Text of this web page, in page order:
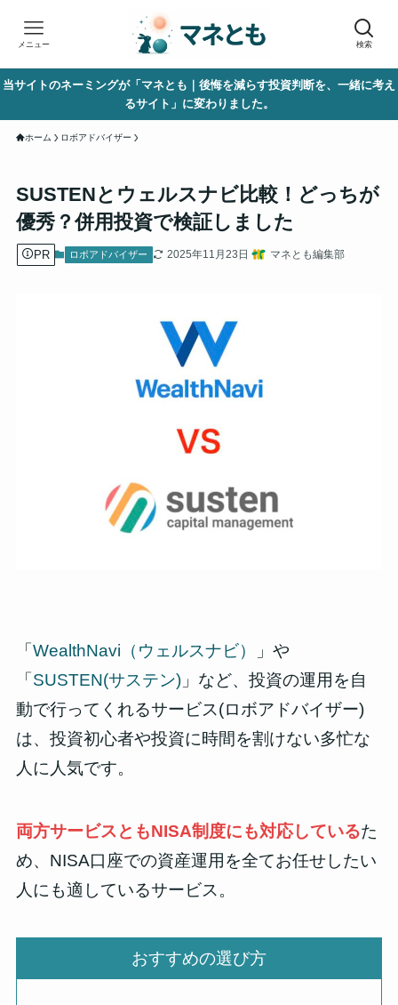
検索
メニュー
当サイトのネーミングが「マネとも｜後悔を減らす投資判断を、一緒に考え
るサイト」に変わりました。
ホーム ロボアドバイザー
SUSTENとウェルスナビ比較！どっちが
優秀？併用投資で検証しました
PR ロボアドバイザー 2025年11月23日 マネとも編集部
「 WealthNavi（ウェルスナビ）
」や
「 SUSTEN(サステン)」など、投資の運用を自
動で行ってくれるサービス(ロボアドバイザー)
は、投資初心者や投資に時間を割けない多忙な
人に人気です。
両方サービスともNISA制度にも対応しているた
め、 NISA口座での資産運用を全てお任せしたい
人にも適しているサービス。
おすすめの選び方